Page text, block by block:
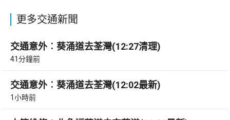
更多交通新聞
交通意外︰葵涌道去荃灣(12:27清理)
41分鐘前
交通意外︰葵涌道去荃灣(12:02最新)
1小時前